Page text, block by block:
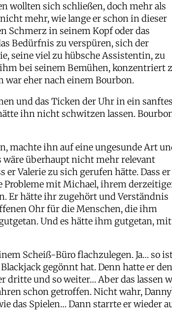
wollten sich schließen, doch mehr als
mehr, wie lange er schon in dieser
Schmerz in seinem Kopf oder das
Bedürfnis zu verspüren, sich der
seine viel zu hübsche Assistentin, zu
bei seinem Bemühen, konzentriert
war eher nach einem Bourbon.
und das Ticken der Uhr in ein
ihn nicht schwitzen lassen.
machte ihn auf eine ungesunde Art
wäre überhaupt nicht mehr relevant
er Valerie zu sich gerufen hätte. Dass
Probleme mit Michael, ihrem
Er hätte ihr zugehört und Verständnis
Ohr für die Menschen, die ihm
Und es hätte ihm gutgetan, mit
Scheiß-Büro flachzulegen. Ja… so
gegönnt hat. Denn hatte er
dritte und so weiter… Aber das lassen
schon getroffen. Nicht wahr,
das Spielen… Dann starrte er wieder